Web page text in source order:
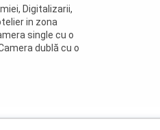
Digitalizarii,
in zona
single cu o
dublă cu o